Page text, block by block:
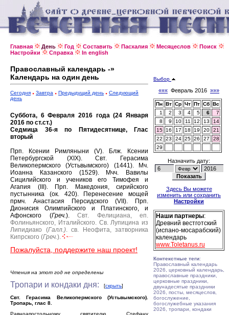
Главная День Год Составить Пасхалия Месяцеслов
Поиск
Настройки
Справка In english
Православный календарь -»
Календарь на один день
Сегодня Завтра Предыдущий день
Следующий
день
Суббота, 6 Февраля 2016 года (24 Января
2016 по ст.ст.)
Седмица 36-я по Пятидесятнице, Глас
вторый
Прп. Ксении Римляныни (V).
Блж. Ксении
Петербургской (XIX).Свт. Герасима
Великопермского (Устьвымского) (1441).
Мч.
Иоанна Казанского (1529).
Мчч. Вавилы
Сицилийского и учеников его Тимофея и
Агапия (III).
Прп. Македония, сирийского
пустынника (ок. 420).
Перенесение мощей
прмч. Анастасия Персидского (VII).
Прп.
Дионисия Олимпийского и Платинского, и
Афонского (Греч.). Свт. Фелициана, еп.
Фолиньянского, Италийского. Св. Лупицина из
Липидиако (Галл.). св. Неофита, затворника
Кипрского (Греч.).
Пожалуйста, поддержите наш проект!
Чтения на этот год не определены
Тропари и кондаки дня: [скрыть]
Свт. Герасима Великопермского (Устьвымского).
Тропарь, глас 8.
Равноапостольному святителю Стефану
Выбор
««« Февраль 2016 »»»
Пн Вт Ср Чт Пт Сб Вс
1
2 3 4 5 6
7
8
9 10 11 12 13
14
15
16 17 18 19 20
21
22
23 24 25 26 27
28
29
Назначить дату:
Здесь Вы можете
изменить или сохранить
Настройки
Наши партнеры:
Древний вестготский
(испано-мосарабский)
календарь
www.Toletanus.ru
Контекстные теги:
Православный календарь
2026, церковный календарь,
православные праздники,
церковные праздники,
двунадесятые праздники
2026, посты, месяцеслов,
богослужение,
богослужебные указания
2026, тропари, кондаки